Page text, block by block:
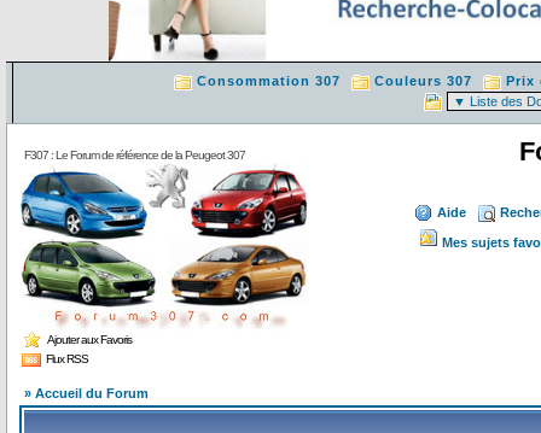
Consommation 307 Couleurs 307 Prix
F307 : Le Forum de référence de la Peugeot 307
Ajouter aux Favoris
Flux RSS
Aide
Mes sujets
» Accueil du Forum